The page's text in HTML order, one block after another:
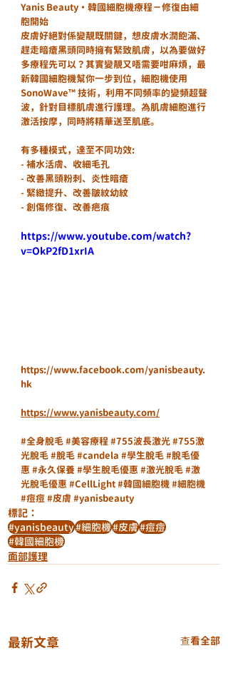
Yanis Beauty・韓國細胞機療程－修復由細
胞開始
皮膚好絕對係變靚既關鍵，想皮膚水潤飽滿、
趕走暗瘡黑頭同時擁有緊致肌膚，以為要做好
多療程先可以？其實變靚又唔需要咁麻煩，最
新韓國細胞機幫你一步到位，細胞機使用
SonoWave™️ 技術，利用不同頻率的變頻超聲
波，針對目標肌膚進行護理。為肌膚細胞進行
激活按摩，同時將精華送至肌底。
有多種模式，達至不同功效:
- 補水活膚、收細毛孔
- 改善黑頭粉刺、炎性暗瘡
- 緊緻提升、改善皺紋幼紋
- 創傷修復、改善疤痕
https://www.youtube.com/watch?
v=OkP2fD1xrIA
https://www.facebook.com/yanisbeauty.
hk
https://www.yanisbeauty.com/
#全身脫毛#美容療程#755波長激光#755激
光脫毛#脫毛#candela #學生脫毛#脫毛優
惠 #永久保養#學生脫毛優惠 #激光脫毛#激
光脫毛優惠 #CellLight#韓國細胞機#細胞機
#痘痘#皮膚 #yanisbeauty
標記：
#yanisbeauty#細胞機#皮膚#痘痘
#韓國細胞機
面部護理
最新文章 查看全部